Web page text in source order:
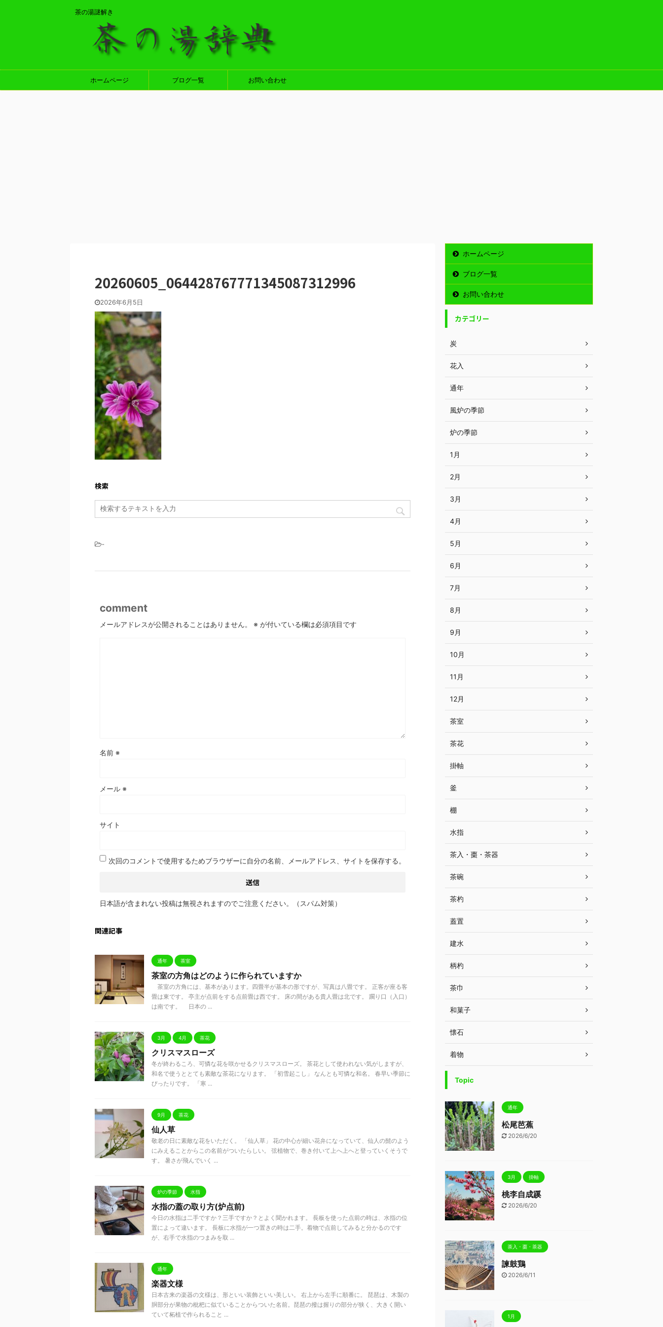
茶の湯謎解き
ホームページ ブログ一覧 お問い合わせ
20260605_064428767771345087312996
2026年6月5日
検索
-
comment
メールアドレスが公開されることはありません。 ※ が付いている欄は必須項目です
名前 ※
メール ※
サイト
次回のコメントで使用するためブラウザーに自分の名前、メールアドレス、サイトを保存する。
日本語が含まれない投稿は無視されますのでご注意ください。（スパム対策）
関連記事
通年 茶室
茶室の方角はどのように作られていますか
茶室の方角には、基本があります。四畳半が基本の形ですが、写真は八畳です。 正客が座る客
畳は東です。 亭主が点前をする点前畳は西です。 床の間がある貴人畳は北です。 躙り口（入口）
は南です。 日本の ...
3月 4月 茶花
クリスマスローズ
冬が終わるころ、可憐な花を咲かせるクリスマスローズ。 茶花として使われない気がしますが、
和名で使うととても素敵な茶花になります。 「初雪起こし」 なんとも可憐な和名。 春早い季節に
ぴったりです。 「寒 ...
9月 茶花
仙人草
敬老の日に素敵な花をいただく。 「仙人草」 花の中心が細い花弁になっていて、仙人の髭のよう
にみえることからこの名前がついたらしい。 弦植物で、巻き付いて上へ上へと登っていくそうで
す。 暑さが飛んでいく ...
炉の季節 水指
水指の蓋の取り方(炉点前)
今日の水指は二手ですか？三手ですか？とよく聞かれます。 長板を使った点前の時は、水指の位
置によって違います。 長板に水指が一つ置きの時は二手。着物で点前してみると分かるのです
が、右手で水指のつまみを取 ...
通年
楽器文様
日本古来の楽器の文様は、形といい装飾といい美しい。 右上から左手に順番に。 琵琶は、木製の
胴部分が果物の枇杷に似ていることからついた名前。琵琶の撥は握りの部分が狭く、大きく開い
ていて柘植で作られること ...
ホームページ
ブログ一覧
お問い合わせ
カテゴリー
炭
花入
通年
風炉の季節
炉の季節
1月
2月
3月
4月
5月
6月
7月
8月
9月
10月
11月
12月
茶室
茶花
掛軸
釜
棚
水指
茶入・棗・茶器
茶碗
茶杓
蓋置
建水
柄杓
茶巾
和菓子
懐石
着物
Topic
通年
松尾芭蕉
2026/6/20
3月 掛軸
桃李自成蹊
2026/6/20
茶入・棗・茶器
諫鼓鶏
2026/6/11
1月